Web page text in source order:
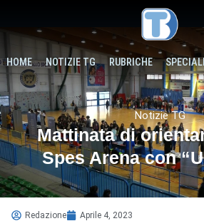
HOME NOTIZIE TG RUBRICHE
Notizie TG
Mattinata di
Spes Arena con
Redazione Aprile 4, 2023